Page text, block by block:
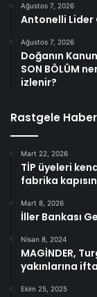
Ağustos 7, 2026
Antonelli Lider
Ağustos 7, 2026
Doğanın
SON BÖLÜM
izlenir?
Rastgele
Mart 22, 2026
TİP üyeleri
fabrika
Mart 8, 2026
İller Bankası
Nisan 8, 2024
MAGİNDER,
yakınlarına
Ekim 25, 2025